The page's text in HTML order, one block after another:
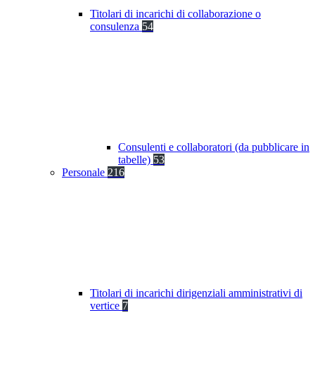
Titolari di incarichi di collaborazione o
consulenza 54
Consulenti e collaboratori (da pubblicare in
tabelle) 53
Personale 216
Titolari di incarichi dirigenziali amministrativi di
vertice 7